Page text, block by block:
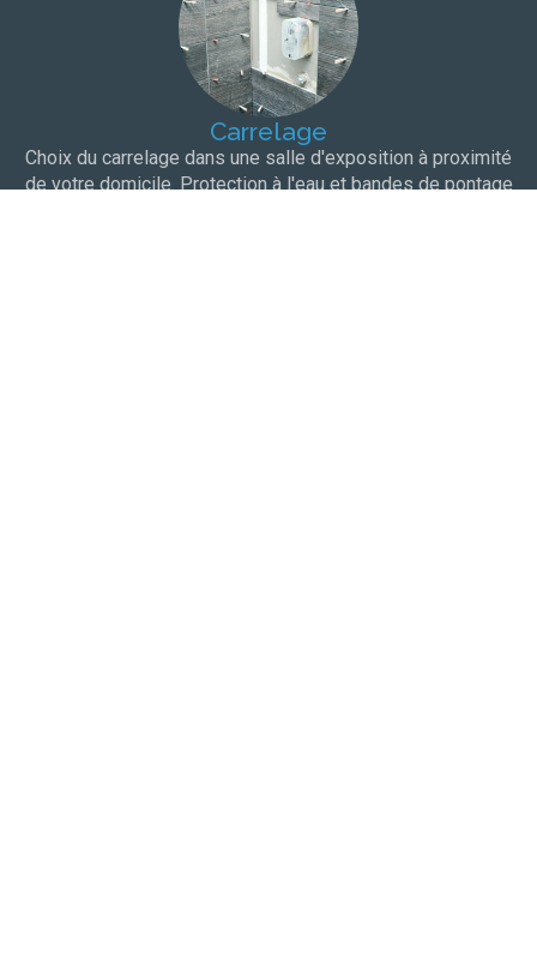
Carrelage
Choix du carrelage dans une salle d'exposition à proximité
de votre domicile. Protection à l'eau et bandes de pontage